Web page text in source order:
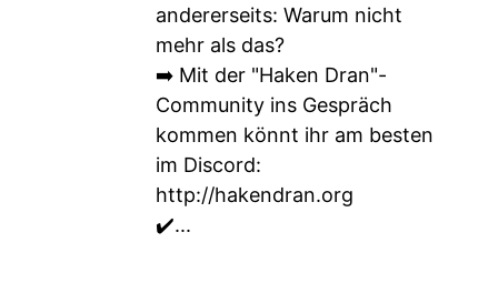
andererseits: Warum nicht
mehr als das?
➡️ Mit der "Haken Dran"-
Community ins Gespräch
kommen könnt ihr am besten
im Discord:
http://hakendran.org
✔️...